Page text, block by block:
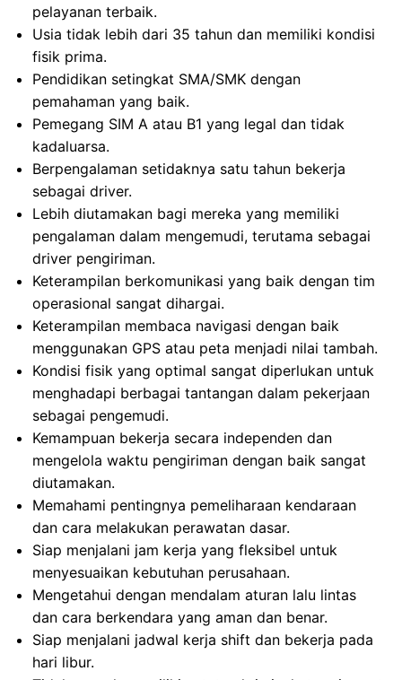
pelayanan terbaik.
Usia tidak lebih dari 35 tahun dan memiliki kondisi
fisik prima.
Pendidikan setingkat SMA/SMK dengan
pemahaman yang baik.
Pemegang SIM A atau B1 yang legal dan tidak
kadaluarsa.
Berpengalaman setidaknya satu tahun bekerja
sebagai driver.
Lebih diutamakan bagi mereka yang memiliki
pengalaman dalam mengemudi, terutama sebagai
driver pengiriman.
Keterampilan berkomunikasi yang baik dengan tim
operasional sangat dihargai.
Keterampilan membaca navigasi dengan baik
menggunakan GPS atau peta menjadi nilai tambah.
Kondisi fisik yang optimal sangat diperlukan untuk
menghadapi berbagai tantangan dalam pekerjaan
sebagai pengemudi.
Kemampuan bekerja secara independen dan
mengelola waktu pengiriman dengan baik sangat
diutamakan.
Memahami pentingnya pemeliharaan kendaraan
dan cara melakukan perawatan dasar.
Siap menjalani jam kerja yang fleksibel untuk
menyesuaikan kebutuhan perusahaan.
Mengetahui dengan mendalam aturan lalu lintas
dan cara berkendara yang aman dan benar.
Siap menjalani jadwal kerja shift dan bekerja pada
hari libur.